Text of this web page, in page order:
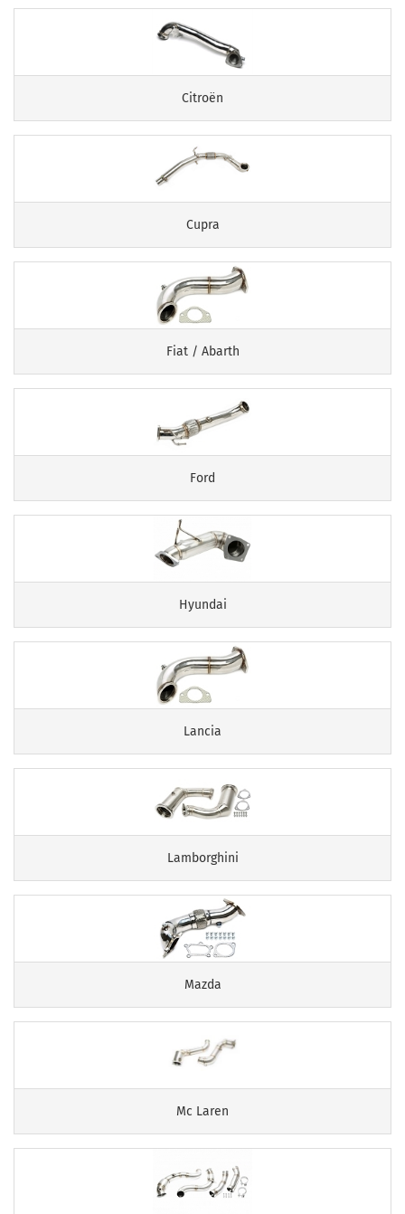
Citroën
Cupra
Fiat / Abarth
Ford
Hyundai
Lancia
Lamborghini
Mazda
Mc Laren